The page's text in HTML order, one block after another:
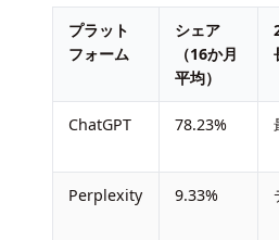
プラット
フォーム
シェア
（16か月
平均）
ChatGPT 78.23%
Perplexity 9.33%